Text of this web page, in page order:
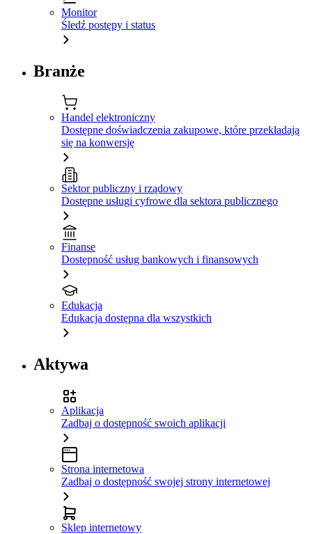
Monitor
Śledź postępy i status
Branże
Handel elektroniczny
Dostępne doświadczenia zakupowe, które przekładają
się na konwersję
Sektor publiczny i rządowy
Dostępne usługi cyfrowe dla sektora publicznego
Finanse
Dostępność usług bankowych i finansowych
Edukacja
Edukacja dostępna dla wszystkich
Aktywa
Aplikacja
Zadbaj o dostępność swoich aplikacji
Strona internetowa
Zadbaj o dostępność swojej strony internetowej
Sklep internetowy